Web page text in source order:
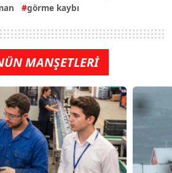
görme kaybı
MANŞETLERİ